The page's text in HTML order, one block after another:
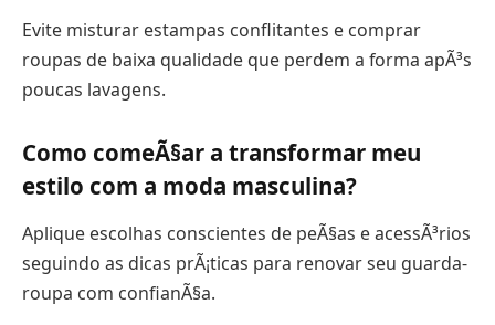
Evite misturar estampas conflitantes e comprar
roupas de baixa qualidade que perdem a forma apÃ³s
poucas lavagens.
Como comeÃ§ar a transformar meu
estilo com a moda masculina?
Aplique escolhas conscientes de peÃ§as e acessÃ³rios
seguindo as dicas prÃ¡ticas para renovar seu guarda-
roupa com confianÃ§a.